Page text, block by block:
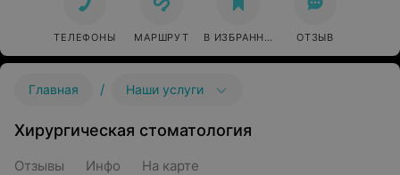
ТЕЛЕФОНЫ МАРШРУТ В ИЗБРАННОЕ ОТЗЫВ
Главная / Наши услуги
Хирургическая стоматология
Отзывы Инфо На карте